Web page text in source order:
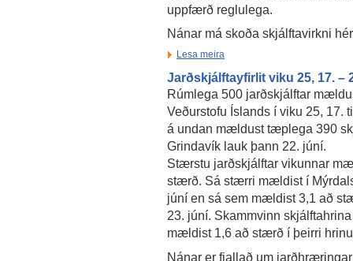
uppfærð reglulega.
Nánar má skoða skjálftavirkni
Lesa meira
Jarðskjálftayfirlit viku 25, 17. –
Rúmlega 500 jarðskjálftar
Veðurstofu Íslands í viku 25, 17.
á undan mældust tæplega 390
Grindavík lauk þann 22. júní.
Stærstu jarðskjálftar vikunnar
stærð. Sá stærri mældist í
júní en sá sem mældist 3,1 að
23. júní. Skammvinn
mældist 1,6 að stærð í þeirri
Nánar er fjallað um